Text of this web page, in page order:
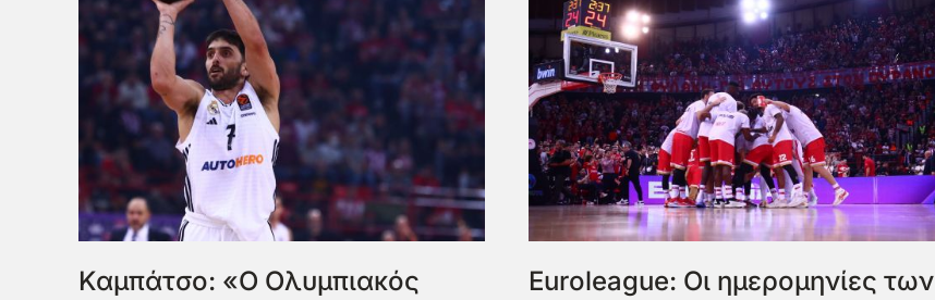
Καμπάτσο: «Ο Ολυμπιακός
Euroleague: Oι ημερομηνίες των